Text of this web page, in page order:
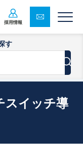
採用情報
す
スイッチ導